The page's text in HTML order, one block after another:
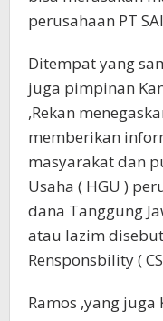
perusahaan PT
Ditempat yang
juga pimpinan
,Rekan
memberikan
masyarakat dan
Usaha ( HGU )
dana Tanggung
atau lazim
Rensponsbility (
Ramos ,yang